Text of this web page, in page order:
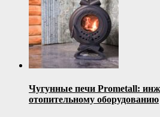
Чугунные печи Prometall:
отопительному оборудованию